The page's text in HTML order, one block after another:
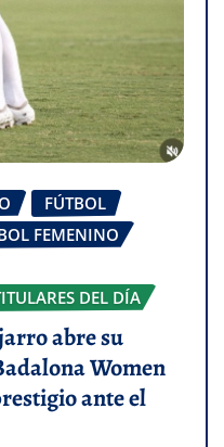
FÚTBOL
FEMENINO
DEL DÍA
abre su
Women
ante el